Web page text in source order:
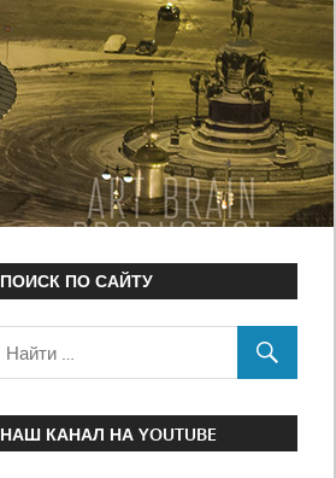
ПОИСК ПО САЙТУ
НАШ КАНАЛ НА YOUTUBE